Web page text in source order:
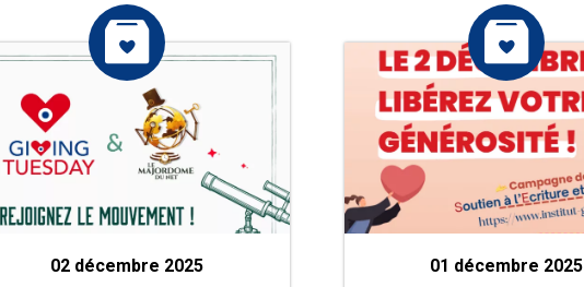
02 décembre 2025 01 décembre 2025